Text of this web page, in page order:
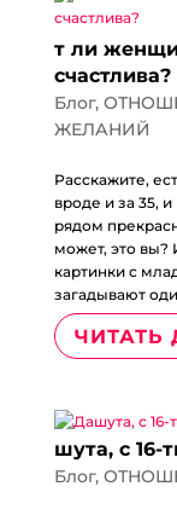
т ли
счастлива?
Блог,
ЖЕЛАНИЙ
Расскажите,
вроде и за 35,
рядом
может, это вы?
картинки с
загадывают
ЧИТАТЬ
шута, с 16-
Блог,